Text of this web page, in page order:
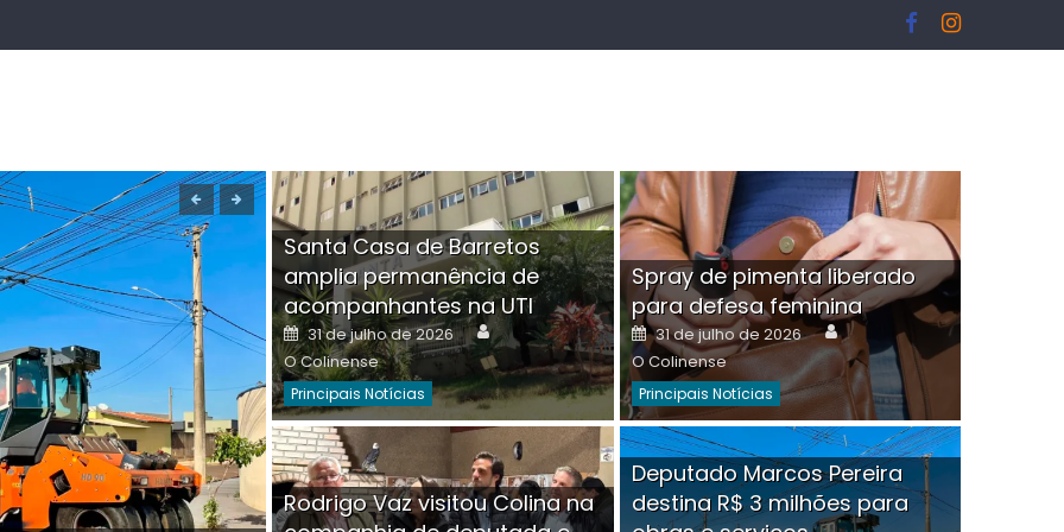
Boutique na Av. Ângelo Martins Tristão é
invadida por criminoso mascarado
Santa Casa de Barretos
amplia permanência de
acompanhantes na UTI
Posted
on
31 de julho de 2026 Author
O Colinense
Principais Notícias
Spray de pimenta liberado
para defesa feminina
Posted
on
31 de julho de 2026 Author
O Colinense
Principais Notícias
Rodrigo Vaz visitou Colina na
Deputado Marcos Pereira
destina R$ 3 milhões para